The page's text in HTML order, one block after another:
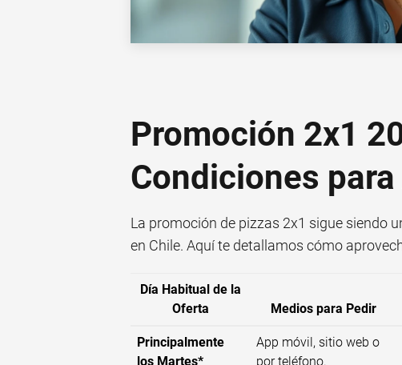
Promoción 2x1
Condiciones
La promoción de pizzas 2x1 sigue siendo
en Chile. Aquí te detallamos cómo
Día Habitual de la
Oferta
Medios para Pedir
Principalmente
los Martes*
App móvil, sitio web o
por teléfono.